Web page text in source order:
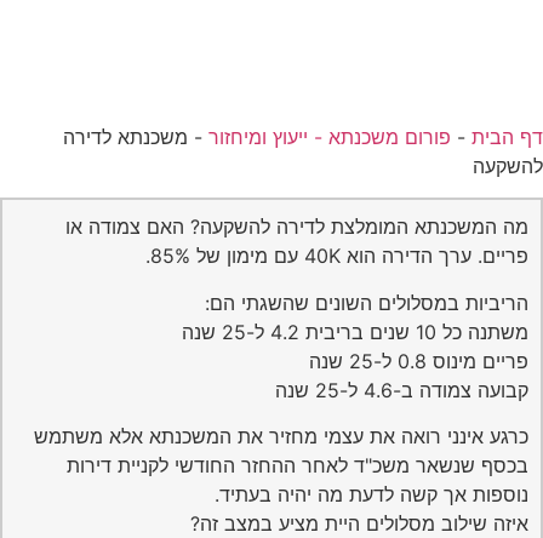
הבית-פורום משכנתא - ייעוץ ומיחזור-משכנתא לדירה
מה המשכנתא המומלצת לדירה להשקעה? האם צמודה או
פריים. ערך הדירה הוא 40K עם מימון של 85%.
הריביות במסלולים השונים שהשגתי הם:
משתנה כל 10 שנים בריבית 4.2 ל-25 שנה
פריים מינוס 0.8 ל-25 שנה
קבועה צמודה ב-4.6 ל-25 שנה
כרגע אינני רואה את עצמי מחזיר את המשכנתא אלא משתמש
בכסף שנשאר משכ"ד לאחר ההחזר החודשי לקניית דירות
נוספות אך קשה לדעת מה יהיה בעתיד.
איזה שילוב מסלולים היית מציע במצב זה?